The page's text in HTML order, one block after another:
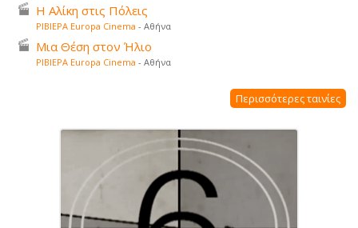
Η Αλίκη στις Πόλεις
ΡΙΒΙΕΡΑ Europa Cinema - Αθήνα
Μια Θέση στον Ήλιο
ΡΙΒΙΕΡΑ Europa Cinema - Αθήνα
Περισσότερες ταινίες